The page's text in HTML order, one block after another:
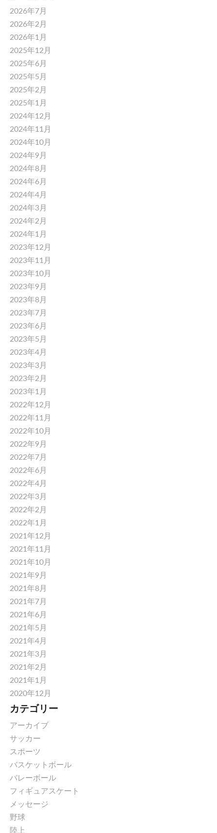
2026年7月
2026年2月
2026年1月
2025年12月
2025年6月
2025年5月
2025年2月
2025年1月
2024年12月
2024年11月
2024年10月
2024年9月
2024年8月
2024年6月
2024年4月
2024年3月
2024年2月
2024年1月
2023年12月
2023年11月
2023年10月
2023年9月
2023年8月
2023年7月
2023年6月
2023年5月
2023年4月
2023年3月
2023年2月
2023年1月
2022年12月
2022年11月
2022年10月
2022年9月
2022年7月
2022年6月
2022年4月
2022年3月
2022年2月
2022年1月
2021年12月
2021年11月
2021年10月
2021年9月
2021年8月
2021年7月
2021年6月
2021年5月
2021年4月
2021年3月
2021年2月
2021年1月
2020年12月
カテゴリー
アーカイブ
サッカー
スポーツ
バスケットボール
バレーボール
フィギュアスケート
メッセージ
野球
陸上